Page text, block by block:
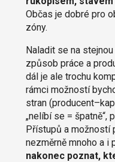
Občas je dobré pro
zóny.
Naladit se na
způsob práce a
dál je ale trochu
rámci možností
stran
„nelíbí se = špatně“,
Přístupů a možností
nezměrně mnoho a i
nakonec poznat,